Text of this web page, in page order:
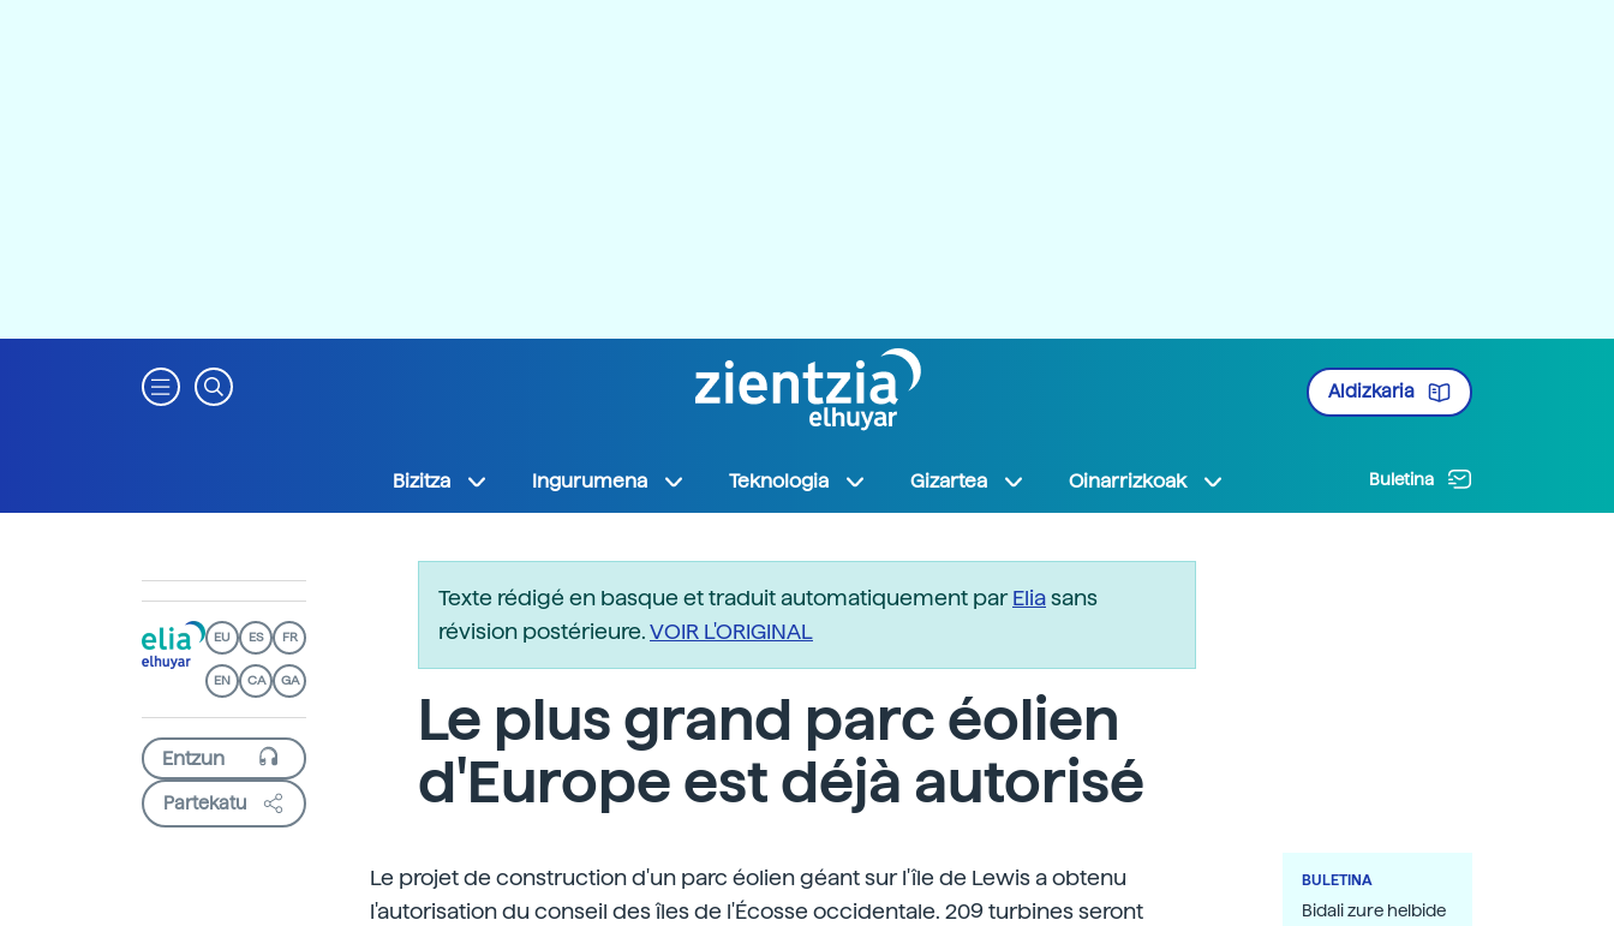
Aldizkaria
Bizitza Ingurumena Teknologia Gizartea Oinarrizkoak Buletina
EU ES FR
EN CA GA
Partekatu
Texte rédigé en basque et traduit automatiquement parEliasans
révision postérieure.VOIR L'ORIGINAL
Le plus grand parc éolien
d'Europe est déjà autorisé
Le projet de construction d'un parc éolien géant sur l'île de Lewis a obtenu
l'autorisation du conseil des îles de l'Écosse occidentale. 209 turbines seront
BULETINA
Bidali zure helbide